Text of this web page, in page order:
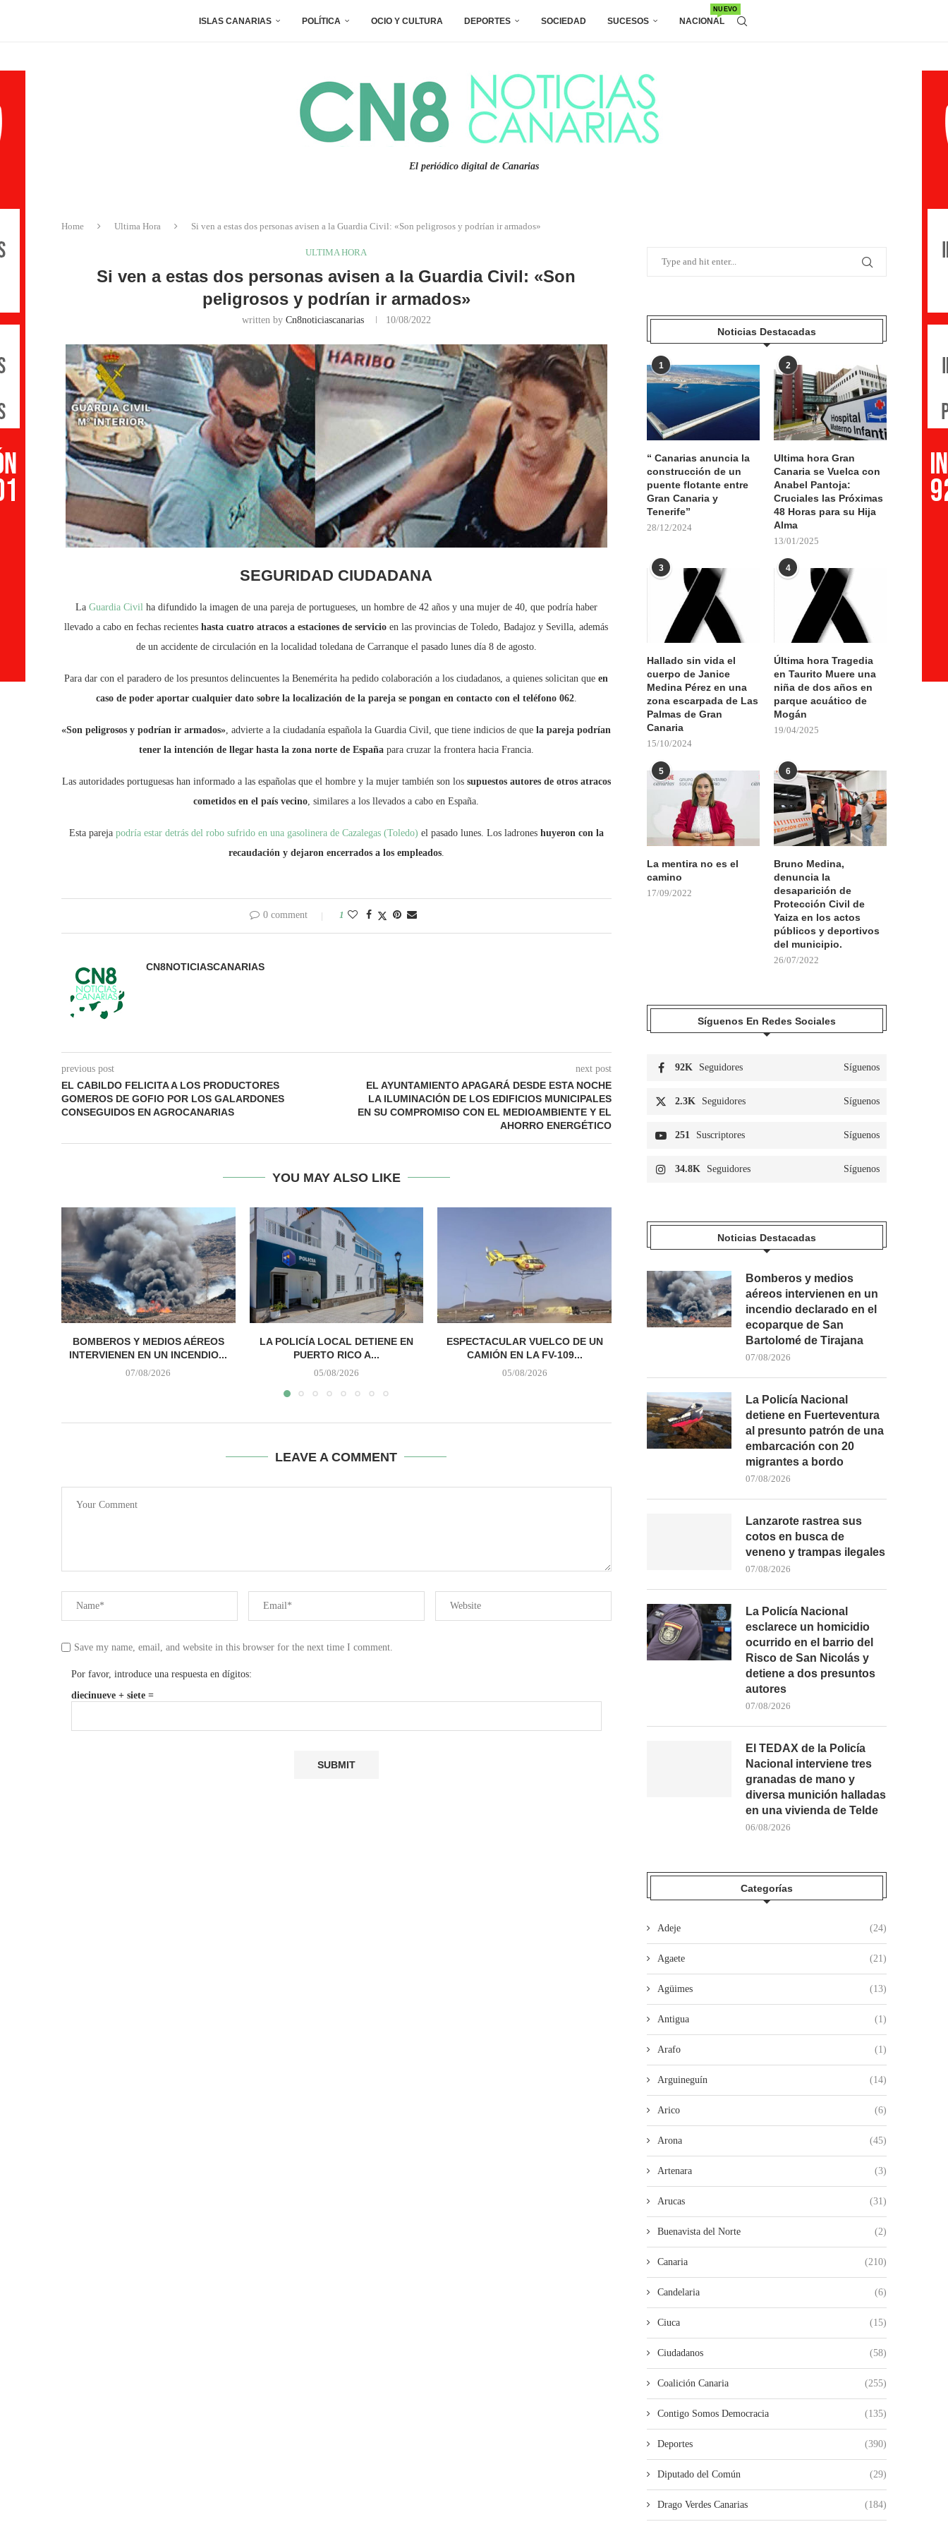
ISLAS CANARIAS POLÍTICA OCIO Y CULTURA DEPORTES SOCIEDAD SUCESOS NACIONAL
NUEVO
El periódico digital de Canarias
Home Ultima Hora Si ven a estas dos personas avisen a la Guardia Civil: «Son peligrosos y podrían ir armados»
ULTIMA HORA
Si ven a estas dos personas avisen a la Guardia Civil: «Son
peligrosos y podrían ir armados»
written by Cn8noticiascanarias 10/08/2022
SEGURIDAD CIUDADANA
La Guardia Civilha difundido la imagen de una pareja de portugueses, un hombre de 42 años y una mujer de 40, que podría haber
llevado a cabo en fechas recientes hasta cuatro atracos a estaciones de servicio en las provincias de Toledo, Badajoz y Sevilla, además
de un accidente de circulación en la localidad toledana de Carranque el pasado lunes día 8 de agosto.
Para dar con el paradero de los presuntos delincuentes la Benemérita ha pedido colaboración a los ciudadanos, a quienes solicitan queen
caso de poder aportar cualquier dato sobre la localización de la pareja se pongan en contacto con el teléfono 062.
«Son peligrosos y podrían ir armados», advierte a la ciudadanía española la Guardia Civil, que tiene indicios de quela pareja podrían
tener la intención de llegar hasta la zona norte de Españapara cruzar la frontera hacia Francia.
Las autoridades portuguesas han informado a las españolas que el hombre y la mujer también son lossupuestos autores de otros atracos
cometidos en el país vecino, similares a los llevados a cabo en España.
Esta pareja podría estar detrás del robo sufrido en una gasolinera de Cazalegas (Toledo) el pasado lunes. Los ladrones huyeron con la
recaudación y dejaron encerrados a los empleados.
0 comment 1
CN8NOTICIASCANARIAS
previous post
EL CABILDO FELICITA A LOS PRODUCTORES
GOMEROS DE GOFIO POR LOS GALARDONES
CONSEGUIDOS EN AGROCANARIAS
next post
EL AYUNTAMIENTO APAGARÁ DESDE ESTA NOCHE
LA ILUMINACIÓN DE LOS EDIFICIOS MUNICIPALES
EN SU COMPROMISO CON EL MEDIOAMBIENTE Y EL
AHORRO ENERGÉTICO
YOU MAY ALSO LIKE
BOMBEROS Y MEDIOS AÉREOS
INTERVIENEN EN UN INCENDIO...
07/08/2026
LA POLICÍA LOCAL DETIENE EN
PUERTO RICO A...
05/08/2026
ESPECTACULAR VUELCO DE UN
CAMIÓN EN LA FV-109...
05/08/2026
LA FRONTERA VUELVE A
AFRONTAR UNA INTENSA
FALLECE UN BAÑISTA DE
LEAVE A COMMENT
Save my name, email, and website in this browser for the next time I comment.
Por favor, introduce una respuesta en dígitos:
diecinueve + siete =
Noticias Destacadas
1
“ Canarias anuncia la
construcción de un
puente flotante entre
Gran Canaria y
Tenerife”
28/12/2024
2
Ultima hora Gran
Canaria se Vuelca con
Anabel Pantoja:
Cruciales las Próximas
48 Horas para su Hija
Alma
13/01/2025
3
Hallado sin vida el
cuerpo de Janice
Medina Pérez en una
zona escarpada de Las
Palmas de Gran
Canaria
15/10/2024
4
Última hora Tragedia
en Taurito Muere una
niña de dos años en
parque acuático de
Mogán
19/04/2025
5
La mentira no es el
camino
17/09/2022
6
Bruno Medina,
denuncia la
desaparición de
Protección Civil de
Yaiza en los actos
públicos y deportivos
del municipio.
26/07/2022
Síguenos En Redes Sociales
92K Seguidores Síguenos
2.3K Seguidores Síguenos
251 Suscriptores Síguenos
34.8K Seguidores Síguenos
Noticias Destacadas
Bomberos y medios
aéreos intervienen en un
incendio declarado en el
ecoparque de San
Bartolomé de Tirajana
07/08/2026
La Policía Nacional
detiene en Fuerteventura
al presunto patrón de una
embarcación con 20
migrantes a bordo
07/08/2026
Lanzarote rastrea sus
cotos en busca de
veneno y trampas ilegales
07/08/2026
La Policía Nacional
esclarece un homicidio
ocurrido en el barrio del
Risco de San Nicolás y
detiene a dos presuntos
autores
07/08/2026
El TEDAX de la Policía
Nacional interviene tres
granadas de mano y
diversa munición halladas
en una vivienda de Telde
06/08/2026
Categorías
Adeje (24)
Agaete (21)
Agüimes (13)
Antigua (1)
Arafo (1)
Arguineguín (14)
Arico (6)
Arona (45)
Artenara (3)
Arucas (31)
Buenavista del Norte (2)
Canaria (210)
Candelaria (6)
Ciuca (15)
Ciudadanos (58)
Coalición Canaria (255)
Contigo Somos Democracia (135)
Deportes (390)
Diputado del Común (29)
Drago Verdes Canarias (184)